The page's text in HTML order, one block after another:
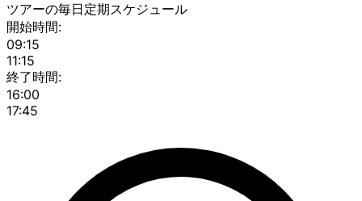
ツアーの毎日定期スケジュール
開始時間:
09:15
11:15
終了時間:
16:00
17:45